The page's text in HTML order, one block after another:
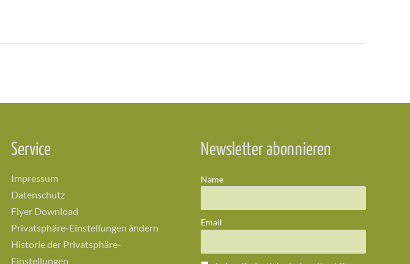
Service
Impressum
Datenschutz
Flyer Download
Privatsphäre-Einstellungen ändern
Historie der Privatsphäre-
Einstellungen
Newsletter abonnieren
Name
Email